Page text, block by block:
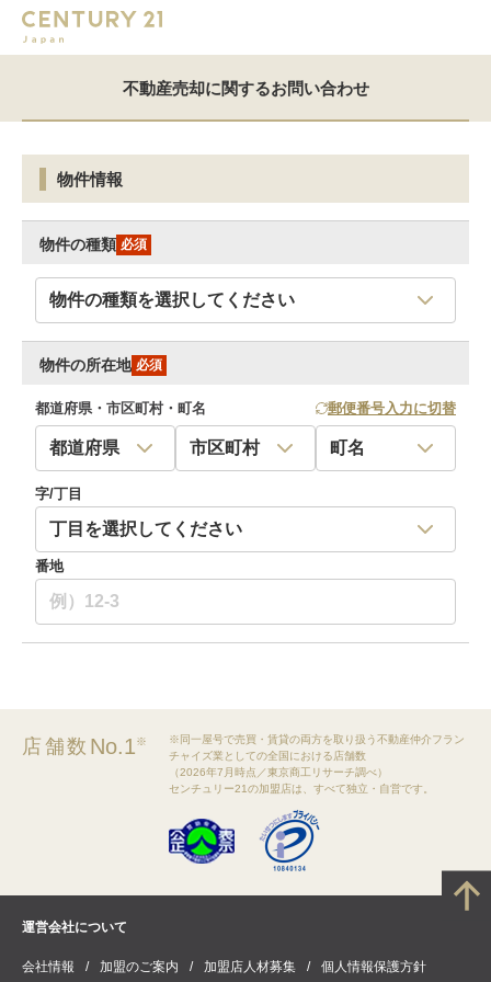
不動産売却に関するお問い合わせ
物件情報
物件の種類 必須
物件の所在地 必須
都道府県・市区町村・町名 郵便番号入力に切替
字/丁目
番地
店舗数 No.1※
※同一屋号で売買・賃貸の両方を取り扱う不動産仲介フラン
チャイズ業としての全国における店舗数
（2026年7月時点／東京商工リサーチ調べ）
センチュリー21の加盟店は、すべて独立・自営です。
運営会社について
会社情報 加盟のご案内 加盟店人材募集 個人情報保護方針